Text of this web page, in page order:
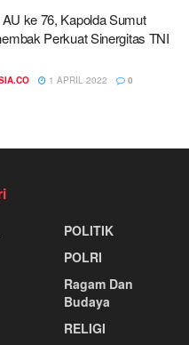
ke 76, Kapolda Sumut
Perkuat Sinergitas TNI
1 APRIL 2022 0
POLITIK
POLRI
Ragam Dan
Budaya
RELIGI